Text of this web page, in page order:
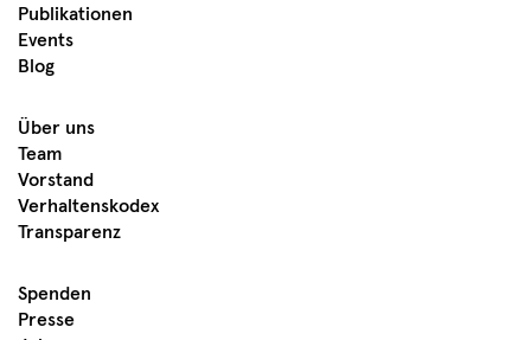
Publikationen
Events
Blog
Über uns
Team
Vorstand
Verhaltenskodex
Transparenz
Spenden
Presse